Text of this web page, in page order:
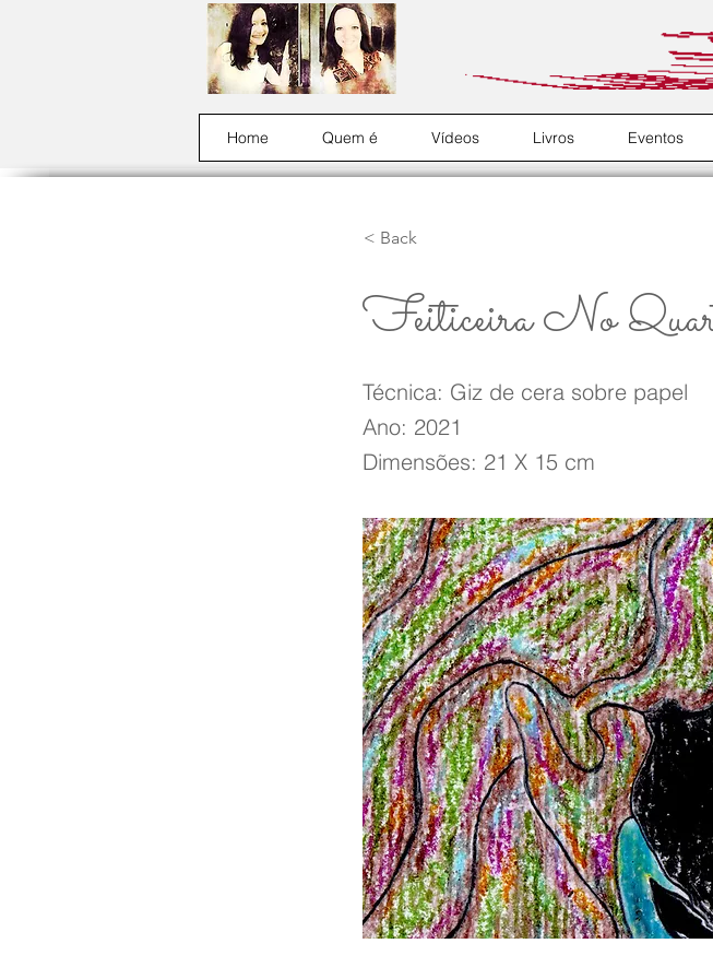
Home Quem é Vídeos Livros Eventos
< Back
Feiticeira No
Técnica: Giz de cera sobre papel
Ano: 2021
Dimensões: 21 X 15 cm